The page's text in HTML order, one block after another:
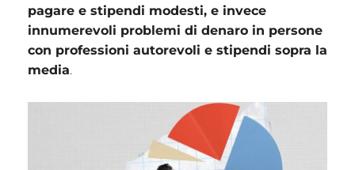
pagare e stipendi modesti, e invece
innumerevoli problemi di denaro in persone
con professioni autorevoli e stipendi sopra la
media.